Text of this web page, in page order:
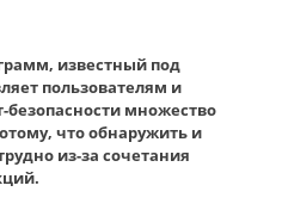
известный под
пользователям и
множество
что обнаружить и
из-за сочетания